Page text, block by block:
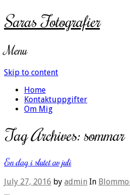
Saras Fotografier
Menu
Skip to content
Home
Kontaktuppgifter
Om Mig
Tag Archives:sommar
En dag i slutet av juli
July 27, 2016 by admin In